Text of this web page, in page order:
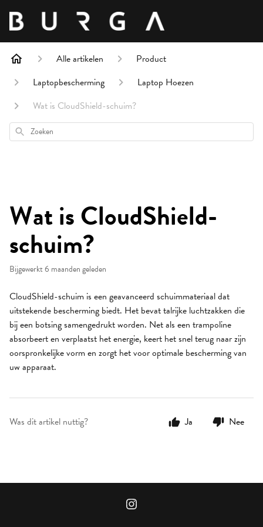
Alle artikelen
Product
Laptopbescherming
Laptop Hoezen
Wat is CloudShield-schuim?
Zoeken
Wat is CloudShield-
schuim?
Bijgewerkt6 maanden geleden
CloudShield-schuim is een geavanceerd schuimmateriaal dat
uitstekende bescherming biedt. Het bevat talrijke luchtzakken die
bij een botsing samengedrukt worden. Net als een trampoline
absorbeert en verplaatst het energie, keert het snel terug naar zijn
oorspronkelijke vorm en zorgt het voor optimale bescherming van
uw apparaat.
Was dit artikel nuttig? Ja Nee